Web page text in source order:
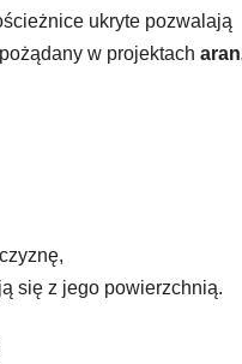
ukryte pozwalają
w projektach
się z jego powierzchnią.